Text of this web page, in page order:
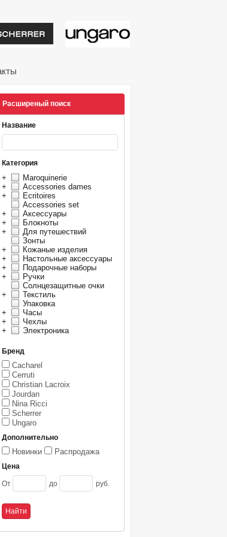
подарки от
Расширеный поиск
Название
Категория
+
Maroquinerie
+
Accessories dames
+
Ecritoires
Accessories set
+
Аксессуары
+
Блокноты
+
Для путешествий
Зонты
+
Кожаные изделия
+
Настольные аксессуары
+
Подарочные наборы
+
Ручки
Солнцезащитные очки
+
Текстиль
Упаковка
+
Часы
+
Чехлы
+
Электроника
Бренд
Cacharel
Cerruti
Christian Lacroix
Jourdan
Nina Ricci
Scherrer
Ungaro
Дополнительно
Новинки Распродажа
Цена
От до руб.